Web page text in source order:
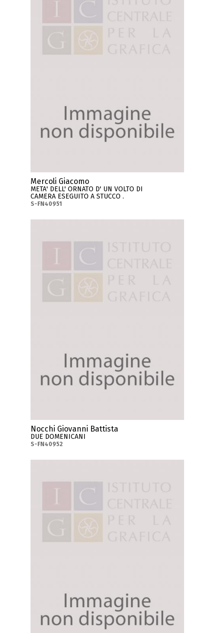
Mercoli Giacomo
META' DELL' ORNATO D' UN VOLTO DI
CAMERA ESEGUITO A STUCCO .
S-FN40951
Nocchi Giovanni Battista
DUE DOMENICANI
S-FN40952